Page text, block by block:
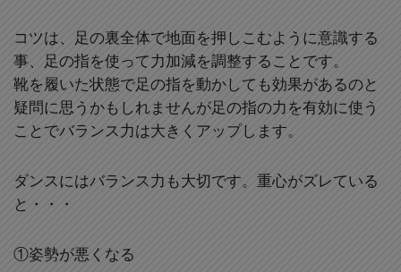
コツは、足の裏全体で地面を押しこむように意識する
事、足の指を使って力加減を調整することです。
靴を履いた状態で足の指を動かしても効果があるのと
疑問に思うかもしれませんが足の指の力を有効に使う
ことでバランス力は大きくアップします。
ダンスにはバランス力も大切です。重心がズレている
と・・・
①姿勢が悪くなる